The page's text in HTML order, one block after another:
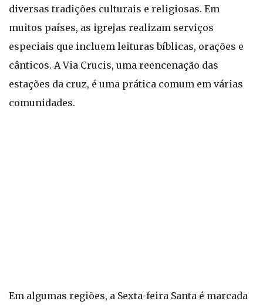
diversas tradições culturais e religiosas. Em
muitos países, as igrejas realizam serviços
especiais que incluem leituras bíblicas, orações e
cânticos. A Via Crucis, uma reencenação das
estações da cruz, é uma prática comum em várias
comunidades.
Em algumas regiões, a Sexta-feira Santa é marcada